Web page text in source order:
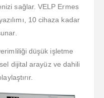
sağlar. VELP Ermes
10 cihaza kadar
düşük işletme
dijital arayüz ve dahili